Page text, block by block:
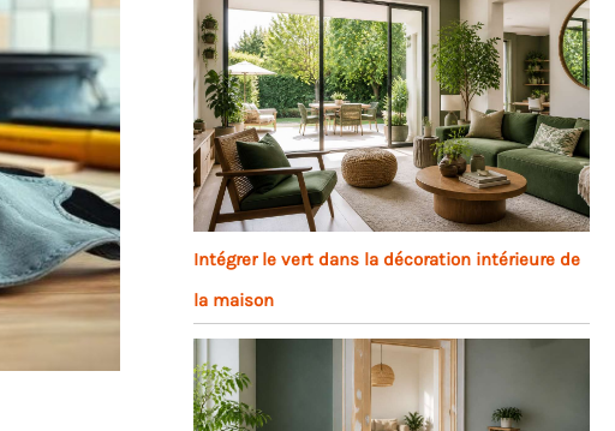
Intégrer le vert dans la décoration intérieure de
la maison